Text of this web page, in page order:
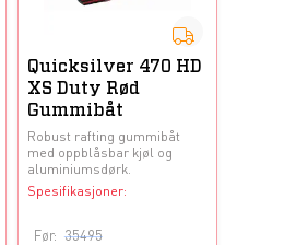
Quicksilver 470 HD
XS Duty Rød
Gummibåt
Robust rafting gummibåt
med oppblåsbar kjøl og
aluminiumsdørk.
Spesifikasjoner:
Før: 35495